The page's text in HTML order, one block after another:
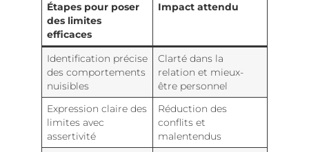
Étapes pour poser
des limites
efficaces
Impact attendu
Identification précise
des comportements
nuisibles
Clarté dans la
relation et mieux-
être personnel
Expression claire des
limites avec
assertivité
Réduction des
conflits et
malentendus